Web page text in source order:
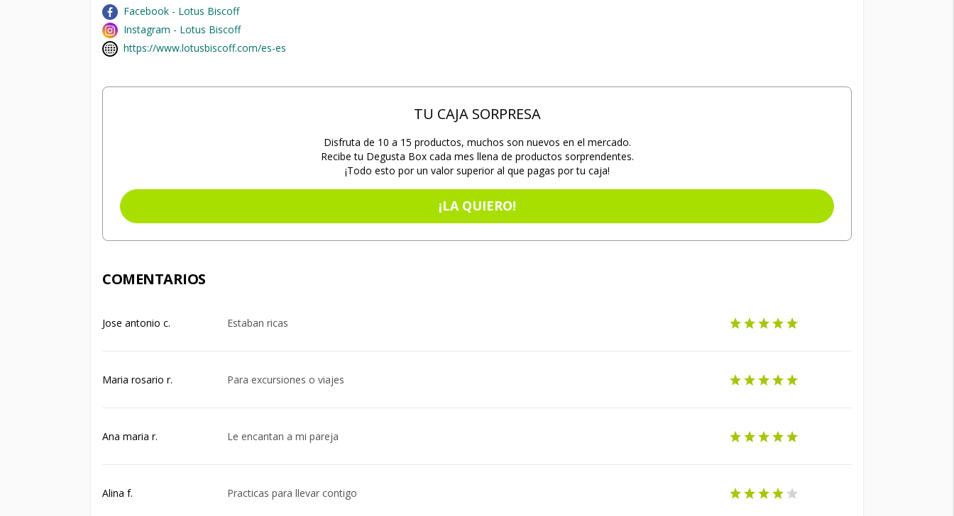
Facebook - Lotus Biscoff
Instagram - Lotus Biscoff
https://www.lotusbiscoff.com/es-es
TU CAJA SORPRESA
Disfruta de 10 a 15 productos, muchos son nuevos en el mercado.
Recibe tu Degusta Box cada mes llena de productos sorprendentes.
¡Todo esto por un valor superior al que pagas por tu caja!
¡LA QUIERO!
COMENTARIOS
Jose antonio c. Estaban ricas
Maria rosario r. Para excursiones o viajes
Ana maria r. Le encantan a mi pareja
Alina f. Practicas para llevar contigo